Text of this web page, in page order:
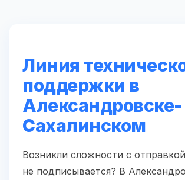
Линия
поддержки в
Александровске-
Сахалинском
Возникли сложности с
не подписывается? В